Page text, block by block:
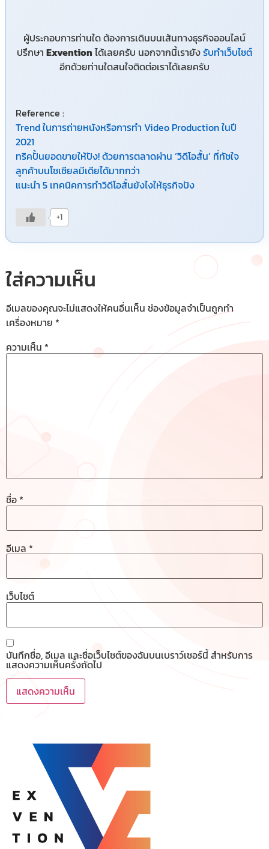
ผู้ประกอบการท่านใด ต้องการเดินบนเส้นทางธุรกิจออนไลน์
ปรึกษา Exventionได้เลยครับ นอกจากนี้เรายังรับทำเว็บไซต์
อีกด้วยท่านใดสนใจติดต่อเราได้เลยครับ
Reference :
Trend ในการถ่ายหนังหรือการทำ Video Production ในปี
2021
ทริคปั้นยอดขายให้ปัง! ด้วยการตลาดผ่าน ‘วิดีโอสั้น’ ที่ทัชใจ
ลูกค้าบนโซเชียลมีเดียได้มากกว่า
แนะนำ 5 เทคนิคการทำวิดีโอสั้นยังไงให้ธุรกิจปัง
+1
ใส่ความเห็น
อีเมลของคุณจะไม่แสดงให้คนอื่นเห็น ช่องข้อมูลจำเป็นถูกทำ
เครื่องหมาย *
ความเห็น *
ชื่อ *
อีเมล *
เว็บไซต์
บันทึกชื่อ, อีเมล และชื่อเว็บไซต์ของฉันบนเบราว์เซอร์นี้ สำหรับการ
แสดงความเห็นครั้งถัดไป